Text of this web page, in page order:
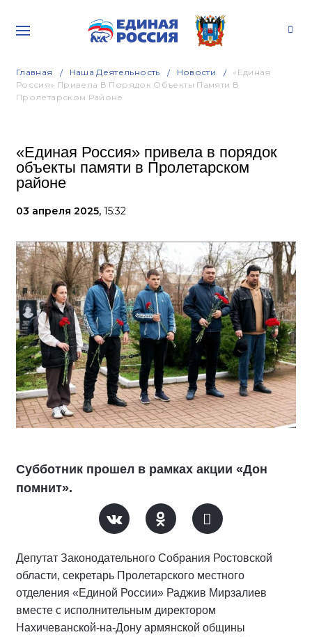
Главная Наша Деятельность Новости
«Единая
Россия» Привела В Порядок Объекты Памяти В
Пролетарском Районе
«Единая Россия» привела в порядок
объекты памяти в Пролетарском
районе
03 апреля 2025, 15:32
Субботник прошел в рамках акции «Дон
помнит».
Депутат Законодательного Собрания Ростовской
области, секретарь Пролетарского местного
отделения «Единой России» Раджив Мирзалиев
вместе с исполнительным директором
Нахичеванской-на-Дону армянской общины